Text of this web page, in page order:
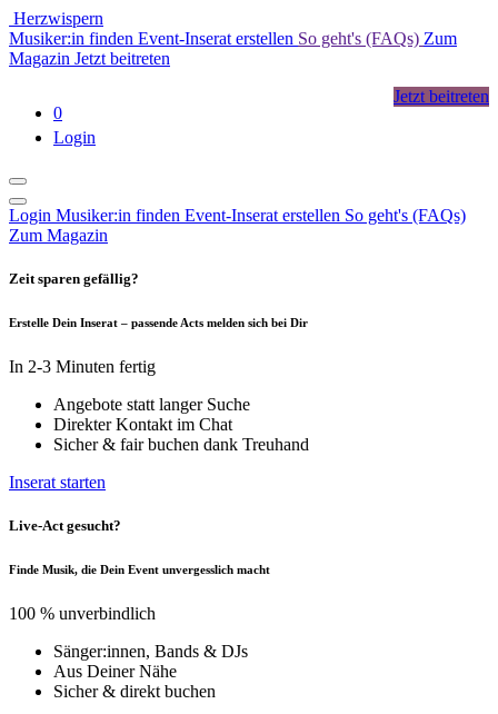
Herzwispern
Musiker:in finden Event-Inserat erstellen So geht's (FAQs) Zum
Magazin Jetzt beitreten
Jetzt beitreten
0
Login
Login Musiker:in finden Event-Inserat erstellen So geht's (FAQs)
Zum Magazin
Zeit sparen gefällig?
Erstelle Dein Inserat – passende Acts melden sich bei Dir
In 2-3 Minuten fertig
Angebote statt langer Suche
Direkter Kontakt im Chat
Sicher & fair buchen dank Treuhand
Inserat starten
Live-Act gesucht?
Finde Musik, die Dein Event unvergesslich macht
100 % unverbindlich
Sänger:innen, Bands & DJs
Aus Deiner Nähe
Sicher & direkt buchen